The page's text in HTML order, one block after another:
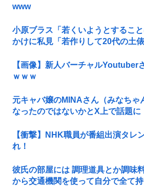
www
小原ブラス「若くいようとするこ
かけに私見「若作りして20代の土
【画像】新人バーチャルYoutuber
ｗｗｗ
元キャバ嬢のMINAさん（みなちゃ
なったのではないかとX上で話題
【衝撃】NHK職員が番組出演タレ
れ！
彼氏の部屋には 調理道具とか調味
から交通機関を使って自分で全て持